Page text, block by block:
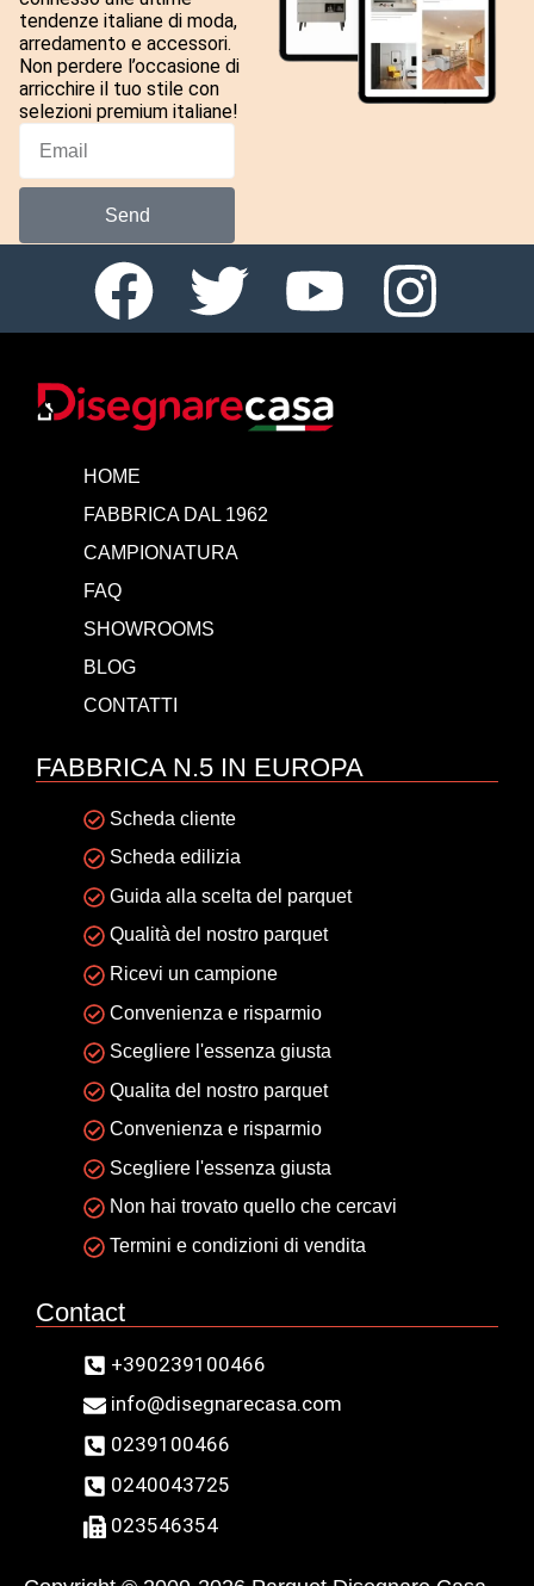
tendenze italiane di moda,
arredamento e accessori.
Non perdere l’occasione di
arricchire il tuo stile con
selezioni premium italiane!
Send
HOME
FABBRICA DAL 1962
CAMPIONATURA
FAQ
SHOWROOMS
BLOG
CONTATTI
FABBRICA N.5 IN EUROPA
Scheda cliente
Scheda edilizia
Guida alla scelta del parquet
Qualità del nostro parquet
Ricevi un campione
Convenienza e risparmio
Scegliere l'essenza giusta
Qualita del nostro parquet
Convenienza e risparmio
Scegliere l'essenza giusta
Non hai trovato quello che cercavi
Termini e condizioni di vendita
Contact
+390239100466
info@disegnarecasa.com
0239100466
0240043725
023546354